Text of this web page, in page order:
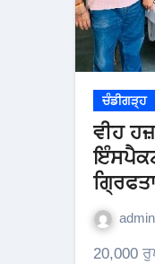
ਚੰਡੀਗੜ੍ਹ
ਵੀਹ
admin
20,000 ਰੁਪਏ ਰਿਸ਼ਵਤ ਲੈਂਦੀ ਸਬ- ਇੰਸਪੈਕਟਰ ਵਿਜੀਲੈਂਸ